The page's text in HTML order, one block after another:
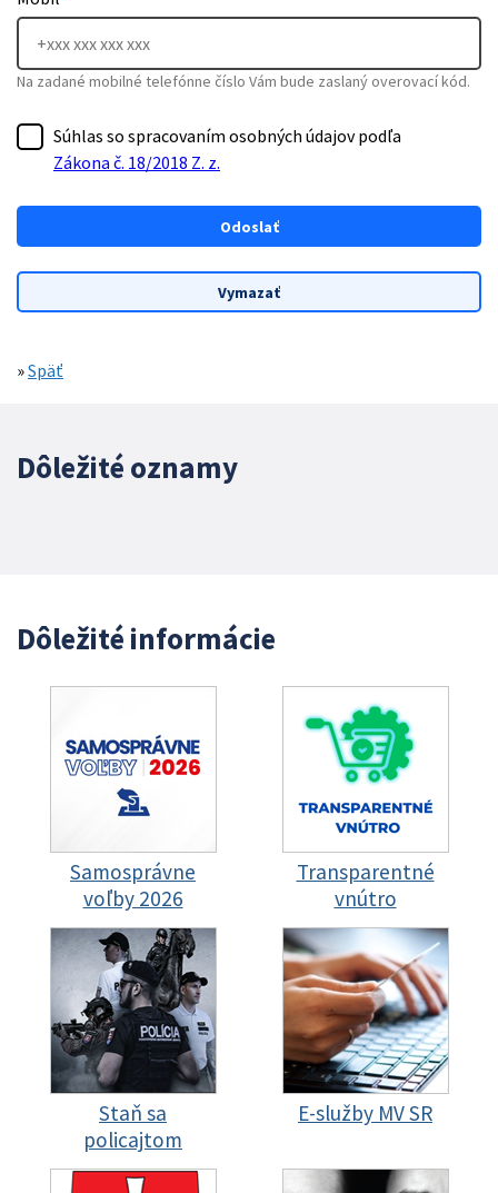
Na zadané mobilné telefónne číslo Vám bude zaslaný overovací kód.
Súhlas so spracovaním osobných údajov podľa
Zákona č. 18/2018 Z. z.
»Späť
Dôležité oznamy
Dôležité informácie
Samosprávne
voľby 2026
Transparentné
vnútro
Staň sa
policajtom
E-služby MV SR